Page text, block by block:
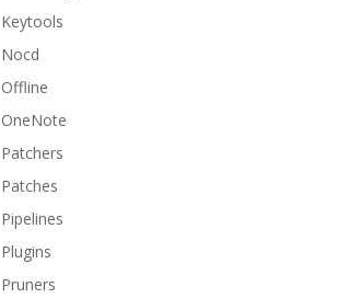
Keytools
Nocd
Offline
OneNote
Patchers
Patches
Pipelines
Plugins
Pruners